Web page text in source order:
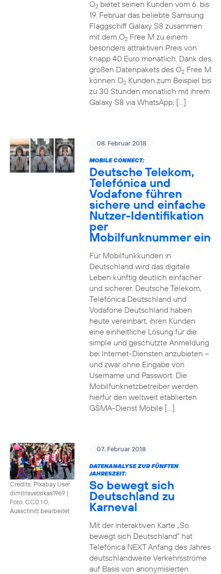
O2bietet seinen Kunden vom 6. bis
19. Februar das beliebte Samsung
Flaggschiff Galaxy S8 zusammen
mit dem O2Free M zu einem
besonders attraktiven Preis von
knapp 40 Euro monatlich. Dank des
großen Datenpakets des O2Free M
können O2Kunden zum Beispiel bis
zu 30 Stunden monatlich mit ihrem
Galaxy S8 via WhatsApp, […]
08. Februar 2018
MOBILE CONNECT:
Deutsche Telekom,
Telefónica und
Vodafone führen
sichere und einfache
Nutzer-Identifikation
per
Mobilfunknummer ein
Für Mobilfunkkunden in
Deutschland wird das digitale
Leben künftig deutlich einfacher
und sicherer. Deutsche Telekom,
Telefónica Deutschland und
Vodafone Deutschland haben
heute vereinbart, ihren Kunden
eine einheitliche Lösung für die
simple und geschützte Anmeldung
bei Internet-Diensten anzubieten –
und zwar ohne Eingabe von
Username und Passwort. Die
Mobilfunknetzbetreiber werden
hierfür den weltweit etablierten
GSMA-Dienst Mobile […]
Credits: Pixabay User
dimitrisvetsikas1969 |
Foto: CC0 1.0,
Ausschnitt bearbeitet
07. Februar 2018
DATENANALYSE ZUR FÜNFTEN
JAHRESZEIT:
So bewegt sich
Deutschland zu
Karneval
Mit der interaktiven Karte „So
bewegt sich Deutschland“ hat
Telefónica NEXT Anfang des Jahres
deutschlandweite Verkehrsströme
auf Basis von anonymisierten